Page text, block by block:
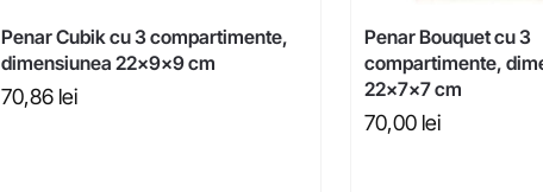
Penar Cubik cu 3 compartimente,
dimensiunea 22x9x9 cm
70,86 lei
Penar Bouquet cu 3
compartimente,
22x7x7 cm
70,00 lei